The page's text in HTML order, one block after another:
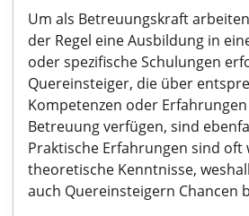
Um als Betreuungskraft
der Regel eine Ausbildung in
oder spezifische Schulungen
Quereinsteiger, die über
Kompetenzen oder
Betreuung verfügen, sind
Praktische Erfahrungen sind oft
theoretische Kenntnisse,
auch Quereinsteigern Chancen